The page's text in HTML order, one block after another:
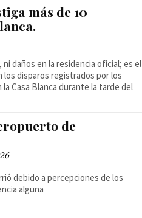
más de 10
daños en la residencia oficial; es el
disparos registrados por los
Casa Blanca durante la tarde del
de
debido a percepciones de los
alguna